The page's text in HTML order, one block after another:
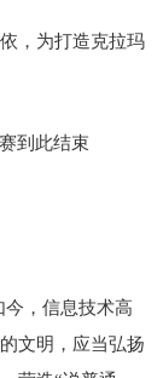
，为打造克拉玛
到此结束
，信息技术高
文明，应当弘扬